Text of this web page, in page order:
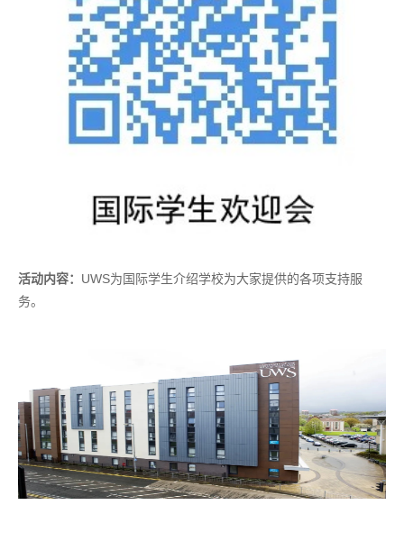
活动内容： UWS为国际学生介绍学校为大家提供的各项支持服
务。